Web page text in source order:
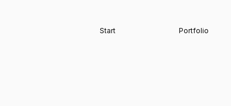
Start Portfolio